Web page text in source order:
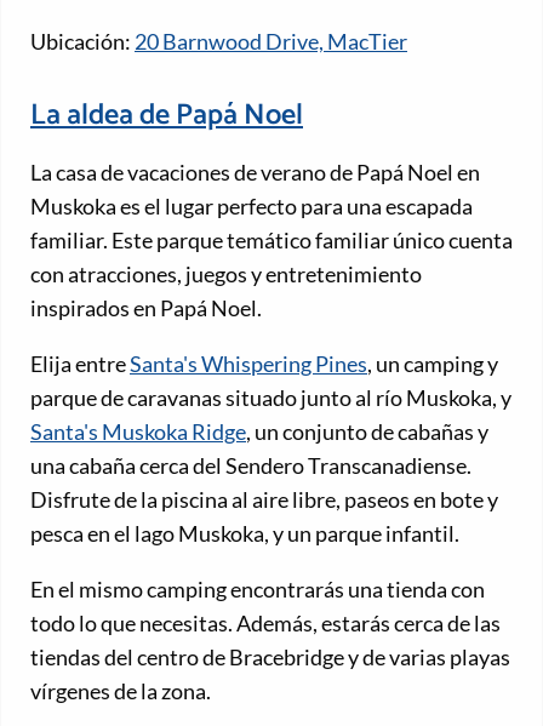
Ubicación: 20 Barnwood Drive, MacTier
La aldea de Papá Noel
La casa de vacaciones de verano de Papá Noel en
Muskoka es el lugar perfecto para una escapada
familiar. Este parque temático familiar único cuenta
con atracciones, juegos y entretenimiento
inspirados en Papá Noel.
Elija entreSanta's Whispering Pines, un camping y
parque de caravanas situado junto al río Muskoka, y
Santa's Muskoka Ridge, un conjunto de cabañas y
una cabaña cerca del Sendero Transcanadiense.
Disfrute de la piscina al aire libre, paseos en bote y
pesca en el lago Muskoka, y un parque infantil.
En el mismo camping encontrarás una tienda con
todo lo que necesitas. Además, estarás cerca de las
tiendas del centro de Bracebridge y de varias playas
vírgenes de la zona.